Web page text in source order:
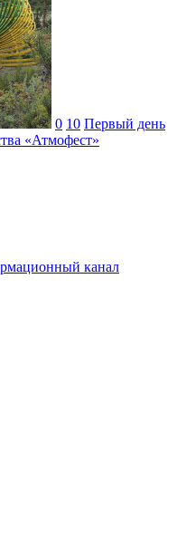
0 10 Первый день
«Атмофест»
канал